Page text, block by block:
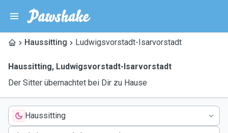
Haussitting Ludwigsvorstadt-Isarvorstadt
Haussitting, Ludwigsvorstadt-Isarvorstadt
Der Sitter übernachtet bei Dir zu Hause
Haussitting